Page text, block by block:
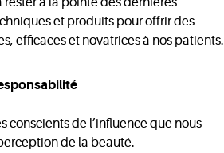
et produits pour offrir des
efficaces et novatrices à nos patients.
conscients de l’influence que nous
de la beauté.